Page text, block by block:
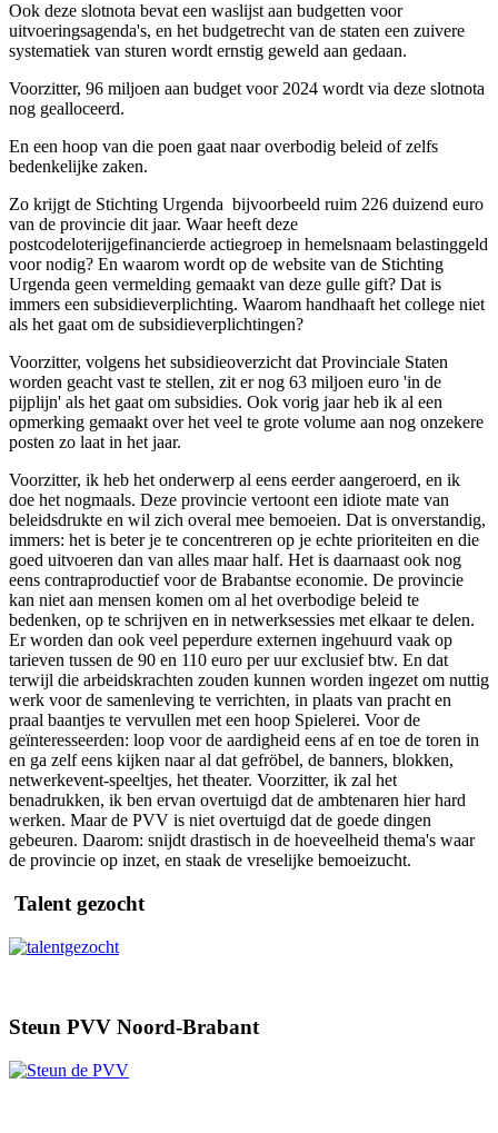
Ook deze slotnota bevat een waslijst aan budgetten voor
uitvoeringsagenda's, en het budgetrecht van de staten een zuivere
systematiek van sturen wordt ernstig geweld aan gedaan.
Voorzitter, 96 miljoen aan budget voor 2024 wordt via deze slotnota
nog gealloceerd.
En een hoop van die poen gaat naar overbodig beleid of zelfs
bedenkelijke zaken.
Zo krijgt de Stichting Urgenda bijvoorbeeld ruim 226 duizend euro
van de provincie dit jaar. Waar heeft deze
postcodeloterijgefinancierde actiegroep in hemelsnaam belastinggeld
voor nodig? En waarom wordt op de website van de Stichting
Urgenda geen vermelding gemaakt van deze gulle gift? Dat is
immers een subsidieverplichting. Waarom handhaaft het college niet
als het gaat om de subsidieverplichtingen?
Voorzitter, volgens het subsidieoverzicht dat Provinciale Staten
worden geacht vast te stellen, zit er nog 63 miljoen euro 'in de
pijplijn' als het gaat om subsidies. Ook vorig jaar heb ik al een
opmerking gemaakt over het veel te grote volume aan nog onzekere
posten zo laat in het jaar.
Voorzitter, ik heb het onderwerp al eens eerder aangeroerd, en ik
doe het nogmaals. Deze provincie vertoont een idiote mate van
beleidsdrukte en wil zich overal mee bemoeien. Dat is onverstandig,
immers: het is beter je te concentreren op je echte prioriteiten en die
goed uitvoeren dan van alles maar half. Het is daarnaast ook nog
eens contraproductief voor de Brabantse economie. De provincie
kan niet aan mensen komen om al het overbodige beleid te
bedenken, op te schrijven en in netwerksessies met elkaar te delen.
Er worden dan ook veel peperdure externen ingehuurd vaak op
tarieven tussen de 90 en 110 euro per uur exclusief btw. En dat
terwijl die arbeidskrachten zouden kunnen worden ingezet om nuttig
werk voor de samenleving te verrichten, in plaats van pracht en
praal baantjes te vervullen met een hoop Spielerei. Voor de
geïnteresseerden: loop voor de aardigheid eens af en toe de toren in
en ga zelf eens kijken naar al dat gefröbel, de banners, blokken,
netwerkevent-speeltjes, het theater. Voorzitter, ik zal het
benadrukken, ik ben ervan overtuigd dat de ambtenaren hier hard
werken. Maar de PVV is niet overtuigd dat de goede dingen
gebeuren. Daarom: snijdt drastisch in de hoeveelheid thema's waar
de provincie op inzet, en staak de vreselijke bemoeizucht.
Talent gezocht
Steun PVV Noord-Brabant